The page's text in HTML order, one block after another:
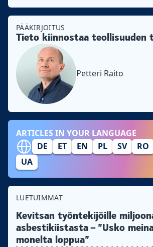
PÄÄKIRJOITUS
Tieto kiinnostaa teollisuuden
Petteri Raito
ARTICLES IN YOUR LANGUAGE
DE
ET EN PL SV RO
UA
LUETUIMMAT
Kevitsan työntekijöille
asbestikiistasta – ”Usko
monelta loppua”